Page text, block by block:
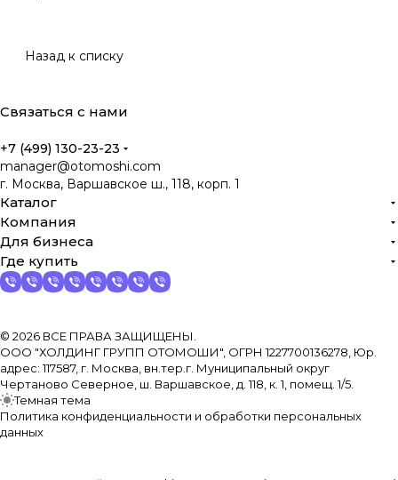
Назад к списку
Связаться с нами
+7 (499) 130-23-23
manager@otomoshi.com
г. Москва, Варшавское ш., 118, корп. 1
Каталог
Компания
Для бизнеса
Где купить
© 2026 ВСЕ ПРАВА ЗАЩИЩЕНЫ.
ООО "ХОЛДИНГ ГРУПП ОТОМОШИ", ОГРН 1227700136278, Юр.
адрес: 117587, г. Москва, вн.тер.г. Муниципальный округ
Чертаново Северное, ш. Варшавское, д. 118, к. 1, помещ. 1/5.
Темная тема
Политика конфиденциальности и обработки персональных
данных